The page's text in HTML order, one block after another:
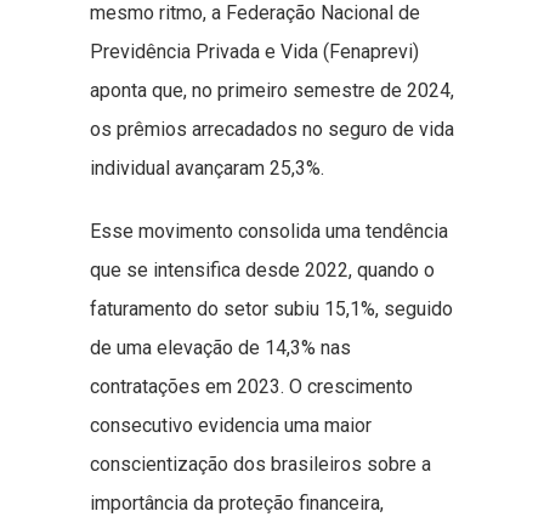
mesmo ritmo, a Federação Nacional de
Previdência Privada e Vida (Fenaprevi)
aponta que, no primeiro semestre de 2024,
os prêmios arrecadados no seguro de vida
individual avançaram 25,3%.
Esse movimento consolida uma tendência
que se intensifica desde 2022, quando o
faturamento do setor subiu 15,1%, seguido
de uma elevação de 14,3% nas
contratações em 2023. O crescimento
consecutivo evidencia uma maior
conscientização dos brasileiros sobre a
importância da proteção financeira,